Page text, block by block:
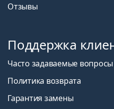
Отзывы
Поддержка
Часто задаваемые вопросы
Политика возврата
Гарантия замены